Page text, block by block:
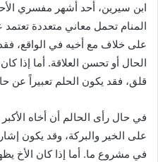
ابن سيرين، أحد أشهر مفسري
المنام تحمل معاني متعددة
على خلاف مع أخيه في الواقع،
الحال أو تحسن العلاقة. أما إذا
قلق، فقد يكون الحلم تعبيراً عن
في حال رأى الحالم أن أخاه
على الخير والبركة، وقد يكون
في مشروع ما. أما إذا كان الأخ